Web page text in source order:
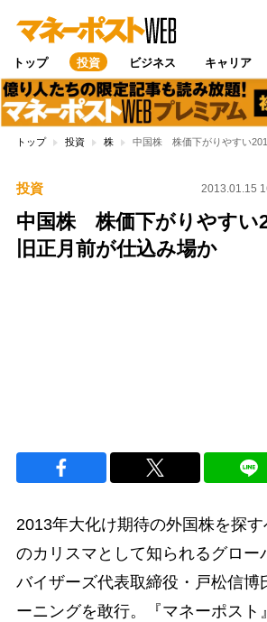
トップ 投資 ビジネス キャリア
トップ 投資 株 中国株 株価下がりやすい
投資 2013.01.15
中国株 株価下がりやすい
旧正月前が仕込み場か
2013年大化け期待の外国株を探
のカリスマとして知られるグロー
バイザーズ代表取締役・戸松信博
ーニングを敢行。『マネーポスト